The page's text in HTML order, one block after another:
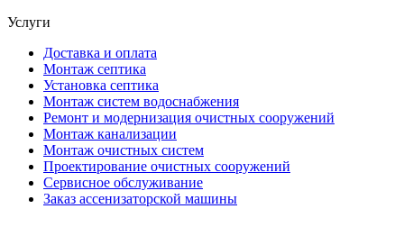
Услуги
Доставка и оплата
Монтаж септика
Установка септика
Монтаж систем водоснабжения
Ремонт и модернизация очистных сооружений
Монтаж канализации
Монтаж очистных систем
Проектирование очистных сооружений
Сервисное обслуживание
Заказ ассенизаторской машины